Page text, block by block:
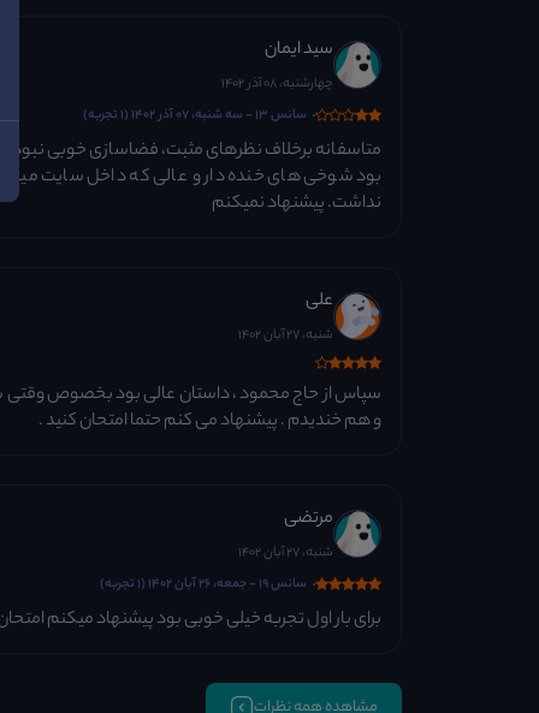
سید ایمان
چهارشنبه، 08 آذر 1402
سانس 13 - سه شنبه، 07 آذر 1402 (1 تجربه)
متاسفانه برخلاف نظرهای مثبت، فضاسازی خوبی نبود و
بود شوخی های خنده دار و عالی که داخل سایت
نداشت. پیشنهاد نمیکنم
علی
شنبه، 27 آبان 1402
سپاس از حاج محمود ، داستان عالی بود بخصوص وقتی
و هم خندیدم . پیشنهاد می کنم حتما امتحان کنید .
مرتضی
شنبه، 27 آبان 1402
سانس 19 - جمعه، 26 آبان 1402 (1 تجربه)
برای بار اول تجربه خیلی خوبی بود پیشنهاد میکنم
مشاهده همه نظرات